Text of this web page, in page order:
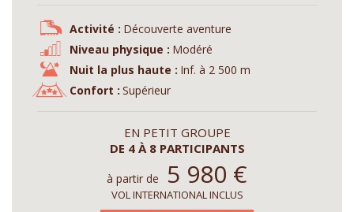
Activité : Découverte aventure
Niveau physique : Modéré
Nuit la plus haute : Inf. à 2 500 m
Confort : Supérieur
EN PETIT GROUPE
DE 4 À 8 PARTICIPANTS
à partir de 5 980 €
VOL INTERNATIONAL INCLUS